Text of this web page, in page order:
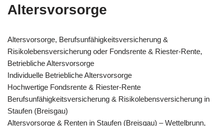
Altersvorsorge
Altersvorsorge, Berufsunfähigkeitsversicherung &
Risikolebensversicherung oder Fondsrente & Riester-Rente,
Betriebliche Altersvorsorge
Individuelle Betriebliche Altersvorsorge
Hochwertige Fondsrente & Riester-Rente
Berufsunfähigkeitsversicherung & Risikolebensversicherung in
Staufen (Breisgau)
Altersvorsorge & Renten in Staufen (Breisgau) – Wettelbrunn,